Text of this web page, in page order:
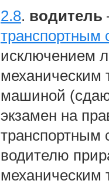
2.8. водитель
транспортным
исключением
механическим
машиной
экзамен на
транспортным
водителю
механическим